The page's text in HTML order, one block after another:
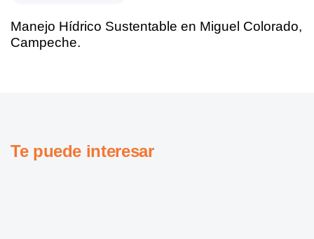
Manejo Hídrico Sustentable en Miguel Colorado,
Campeche.
Te puede interesar